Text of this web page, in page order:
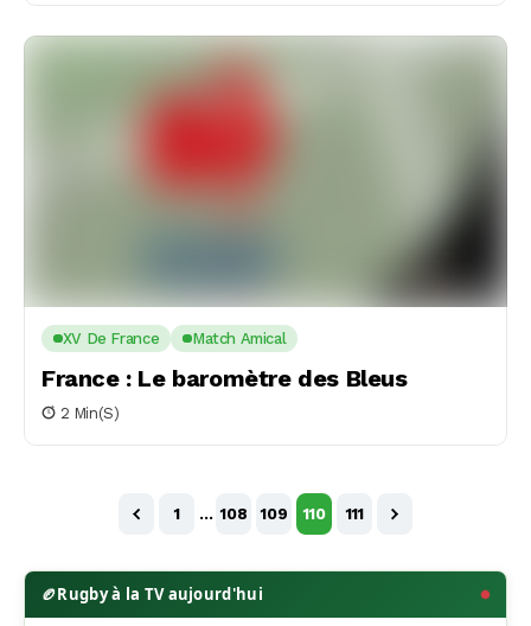
XV De France Match Amical
France : Le baromètre des Bleus
2 Min(s)
1 … 108 109 110 111
🏉Rugby à la TV aujourd'hui